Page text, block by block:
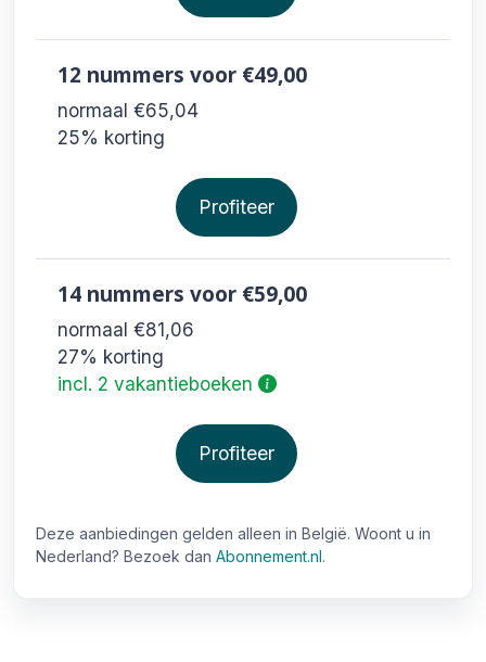
12 nummers voor €49,00
normaal €65,04
25% korting
Profiteer
14 nummers voor €59,00
normaal €81,06
27% korting
incl. 2 vakantieboeken
Profiteer
Deze aanbiedingen gelden alleen in België. Woont u in
Nederland? Bezoek dan Abonnement.nl.